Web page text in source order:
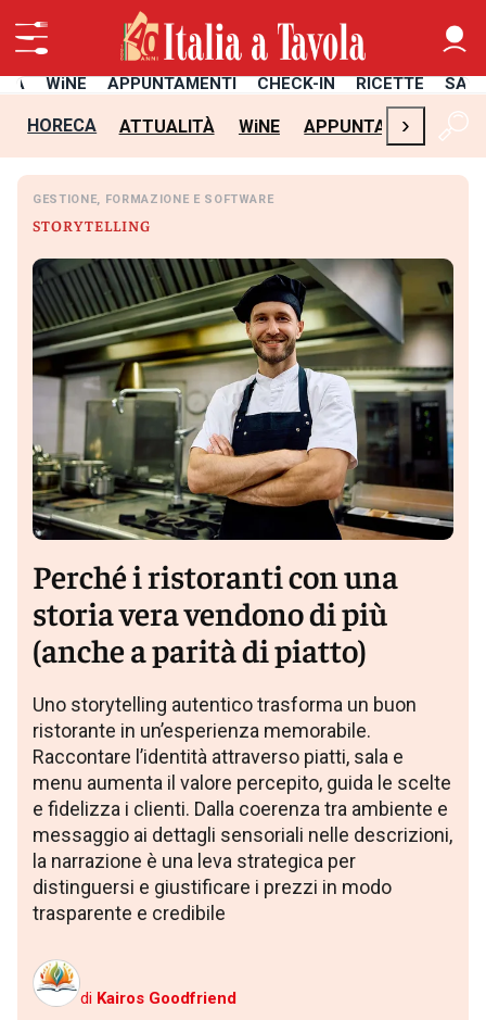
WiNE APPUNTAMENTI CHECK-IN RICETTE
HORECA ATTUALITÀ WiNE APPUNTAMENTI
›
GESTIONE, FORMAZIONE E SOFTWARE
STORYTELLING
Perché i ristoranti con una
storia vera vendono di più
(anche a parità di piatto)
Uno storytelling autentico trasforma un buon
ristorante in un’esperienza memorabile.
Raccontare l’identità attraverso piatti, sala e
menu aumenta il valore percepito, guida le scelte
e fidelizza i clienti. Dalla coerenza tra ambiente e
messaggio ai dettagli sensoriali nelle descrizioni,
la narrazione è una leva strategica per
distinguersi e giustificare i prezzi in modo
trasparente e credibile
di Kairos Goodfriend